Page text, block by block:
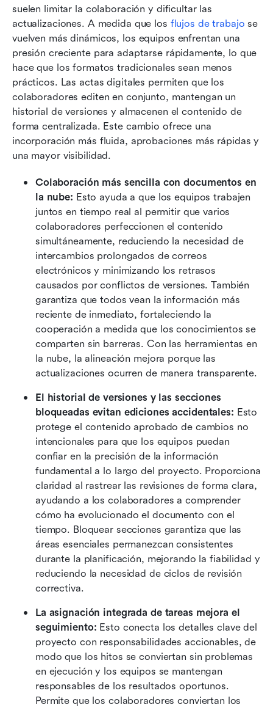
suelen limitar la colaboración y dificultar las
actualizaciones. A medida que los flujos de trabajo se
vuelven más dinámicos, los equipos enfrentan una
presión creciente para adaptarse rápidamente, lo que
hace que los formatos tradicionales sean menos
prácticos. Las actas digitales permiten que los
colaboradores editen en conjunto, mantengan un
historial de versiones y almacenen el contenido de
forma centralizada. Este cambio ofrece una
incorporación más fluida, aprobaciones más rápidas y
una mayor visibilidad.
Colaboración más sencilla con documentos en
la nube: Esto ayuda a que los equipos trabajen
juntos en tiempo real al permitir que varios
colaboradores perfeccionen el contenido
simultáneamente, reduciendo la necesidad de
intercambios prolongados de correos
electrónicos y minimizando los retrasos
causados por conflictos de versiones. También
garantiza que todos vean la información más
reciente de inmediato, fortaleciendo la
cooperación a medida que los conocimientos se
comparten sin barreras. Con las herramientas en
la nube, la alineación mejora porque las
actualizaciones ocurren de manera transparente.
El historial de versiones y las secciones
bloqueadas evitan ediciones accidentales: Esto
protege el contenido aprobado de cambios no
intencionales para que los equipos puedan
confiar en la precisión de la información
fundamental a lo largo del proyecto. Proporciona
claridad al rastrear las revisiones de forma clara,
ayudando a los colaboradores a comprender
cómo ha evolucionado el documento con el
tiempo. Bloquear secciones garantiza que las
áreas esenciales permanezcan consistentes
durante la planificación, mejorando la fiabilidad y
reduciendo la necesidad de ciclos de revisión
correctiva.
La asignación integrada de tareas mejora el
seguimiento: Esto conecta los detalles clave del
proyecto con responsabilidades accionables, de
modo que los hitos se conviertan sin problemas
en ejecución y los equipos se mantengan
responsables de los resultados oportunos.
Permite que los colaboradores conviertan los